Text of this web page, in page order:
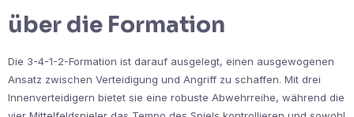
über die Formation
Die 3-4-1-2-Formation ist darauf ausgelegt, einen ausgewogenen
Ansatz zwischen Verteidigung und Angriff zu schaffen. Mit drei
Innenverteidigern bietet sie eine robuste Abwehrreihe, während die